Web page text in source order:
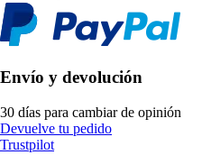
Envío y devolución
30 días para cambiar de opinión
Devuelve tu pedido
Trustpilot